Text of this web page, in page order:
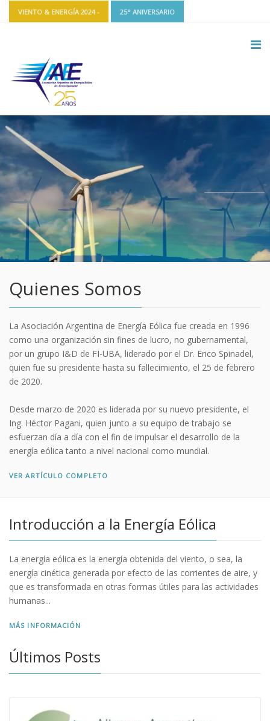
VIENTO & ENERGÍA 2024 - 25° ANIVERSARIO
Quienes Somos
La Asociación Argentina de Energía Eólica fue creada en 1996
como una organización sin fines de lucro, no gubernamental,
por un grupo I&D de FI-UBA, liderado por el Dr. Erico Spinadel,
quien fue su presidente hasta su fallecimiento, el 25 de febrero
de 2020.
Desde marzo de 2020 es liderada por su nuevo presidente, el
Ing. Héctor Pagani, quien junto a su equipo de trabajo se
esfuerzan día a día con el fin de impulsar el desarrollo de la
energía eólica tanto a nivel nacional como mundial.
VER ARTÍCULO COMPLETO
Introducción a la Energía Eólica
La energía eólica es la energía obtenida del viento, o sea, la
energía cinética generada por efecto de las corrientes de aire, y
que es transformada en otras formas útiles para las actividades
humanas...
MÁS INFORMACIÓN
Últimos Posts